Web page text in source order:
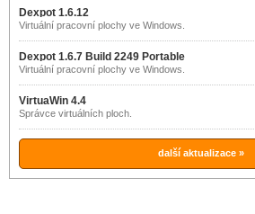
Dexpot 1.6.12
Virtuální pracovní plochy ve Windows.
Dexpot 1.6.7 Build 2249 Portable
Virtuální pracovní plochy ve Windows.
VirtuaWin 4.4
Správce virtuálních ploch.
další aktualizace »